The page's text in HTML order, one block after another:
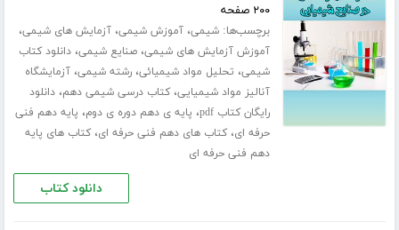
۲۰۰ صفحه
برچسب‌ها:شیمی،آموزش شیمی،آزمایش های شیمی،
آموزش آزمایش های شیمی،صنایع شیمی،دانلود کتاب
شیمی، تحلیل مواد شیمیائی،رشته شیمی،آزمایشگاه
آنالیز مواد شیمیایی،کتاب درسی شیمی دهم،دانلود
رایگان کتاب pdf
، پایه ی دهم دوره ی دوم، پایه دهم فنی
حرفه ای،کتاب های دهم فنی حرفه ای،کتاب های پایه
دهم فنی حرفه ای
دانلود کتاب